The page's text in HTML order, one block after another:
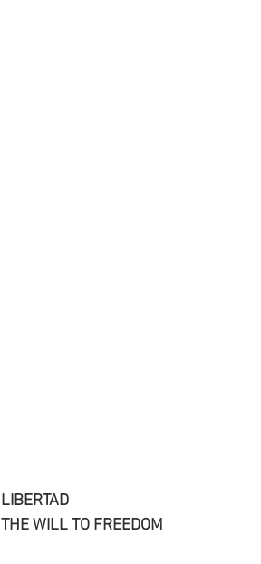
LIBERTAD
THE WILL TO FREEDOM